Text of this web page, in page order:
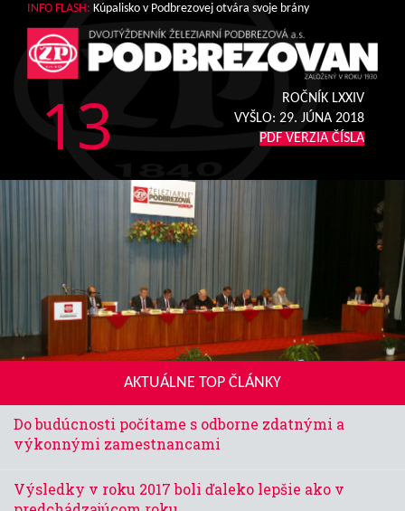
INFO FLASH: Kúpalisko v Podbrezovej otvára svoje brány
13
ROČNÍK LXXIV
VYŠLO: 29. JÚNA 2018
PDF VERZIA ČÍSLA
AKTUÁLNE TOP ČLÁNKY
Do budúcnosti počítame s odborne zdatnými a
výkonnými zamestnancami
Výsledky v roku 2017 boli ďaleko lepšie ako v